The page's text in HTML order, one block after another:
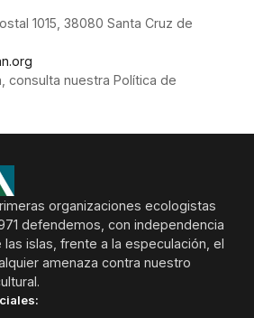
1015, 38080 Santa Cruz de
consulta nuestra Política de
organizaciones ecologistas
defendemos, con independencia
islas, frente a la especulación, el
amenaza contra nuestro